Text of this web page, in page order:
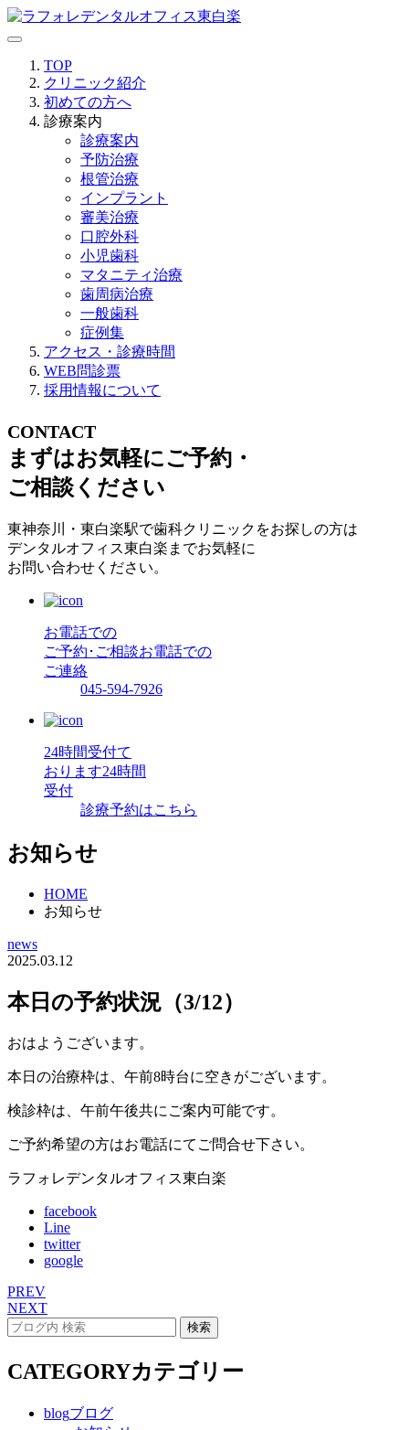
TOP
クリニック紹介
初めての方へ
診療案内
診療案内
予防治療
根管治療
インプラント
審美治療
口腔外科
小児歯科
マタニティ治療
歯周病治療
一般歯科
症例集
アクセス・診療時間
WEB問診票
採用情報について
CONTACT
まずはお気軽にご予約・
ご相談ください
東神奈川・東白楽駅で歯科クリニックをお探しの方は
デンタルオフィス東白楽までお気軽に
お問い合わせください。
お電話での
ご予約･ご相談お電話での
ご連絡
045-594-7926
24時間受付て
おります24時間
受付
診療予約はこちら
お知らせ
HOME
お知らせ
news
2025.03.12
本日の予約状況（3/12）
おはようございます。
本日の治療枠は、午前8時台に空きがございます。
検診枠は、午前午後共にご案内可能です。
ご予約希望の方はお電話にてご問合せ下さい。
ラフォレデンタルオフィス東白楽
facebook
Line
twitter
google
PREV
NEXT
CATEGORYカテゴリー
blogブログ